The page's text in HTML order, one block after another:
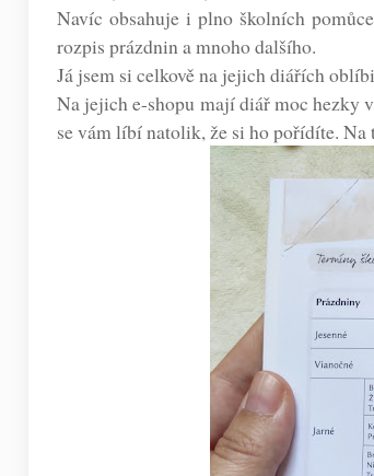
Navíc obsahuje i plno školních
rozpis prázdnin a mnoho dalšího.
Já jsem si celkově na jejich diářích
Na jejich e-shopu mají diář moc hezky
se vám líbí natolik, že si ho pořídíte.